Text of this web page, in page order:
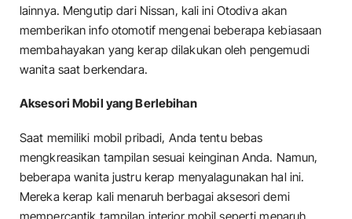
lainnya. Mengutip dari Nissan, kali ini Otodiva akan
memberikan info otomotif mengenai beberapa kebiasaan
membahayakan yang kerap dilakukan oleh pengemudi
wanita saat berkendara.
Aksesori Mobil yang Berlebihan
Saat memiliki mobil pribadi, Anda tentu bebas
mengkreasikan tampilan sesuai keinginan Anda. Namun,
beberapa wanita justru kerap menyalagunakan hal ini.
Mereka kerap kali menaruh berbagai aksesori demi
mempercantik tampilan interior mobil seperti menaruh